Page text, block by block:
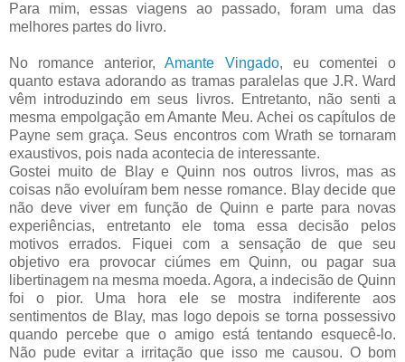
Para mim, essas viagens ao passado, foram uma das
melhores partes do livro.
No romance anterior,Amante Vingado, eu comentei o
quanto estava adorando as tramas paralelas que J.R. Ward
vêm introduzindo em seus livros. Entretanto, não senti a
mesma empolgação em Amante Meu. Achei os capítulos de
Payne sem graça. Seus encontros com Wrath se tornaram
exaustivos, pois nada acontecia de interessante.
Gostei muito de Blay e Quinn nos outros livros, mas as
coisas não evoluíram bem nesse romance. Blay decide que
não deve viver em função de Quinn e parte para novas
experiências, entretanto ele toma essa decisão pelos
motivos errados. Fiquei com a sensação de que seu
objetivo era provocar ciúmes em Quinn, ou pagar sua
libertinagem na mesma moeda. Agora, a indecisão de Quinn
foi o pior. Uma hora ele se mostra indiferente aos
sentimentos de Blay, mas logo depois se torna possessivo
quando percebe que o amigo está tentando esquecê-lo.
Não pude evitar a irritação que isso me causou. O bom